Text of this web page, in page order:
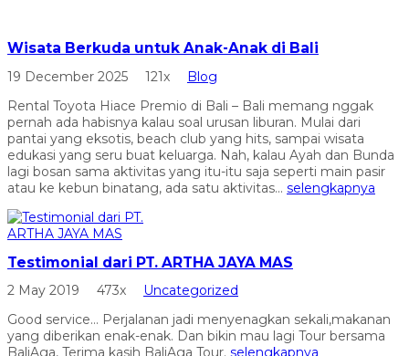
Wisata Berkuda untuk Anak-Anak di Bali
19 December 2025 121x
Blog
Rental Toyota Hiace Premio di Bali – Bali memang nggak
pernah ada habisnya kalau soal urusan liburan. Mulai dari
pantai yang eksotis, beach club yang hits, sampai wisata
edukasi yang seru buat keluarga. Nah, kalau Ayah dan Bunda
lagi bosan sama aktivitas yang itu-itu saja seperti main pasir
atau ke kebun binatang, ada satu aktivitas... selengkapnya
Testimonial dari PT. ARTHA JAYA MAS
2 May 2019 473x
Uncategorized
Good service… Perjalanan jadi menyenagkan sekali,makanan
yang diberikan enak-enak. Dan bikin mau lagi Tour bersama
BaliAga, Terima kasih BaliAga Tour. selengkapnya